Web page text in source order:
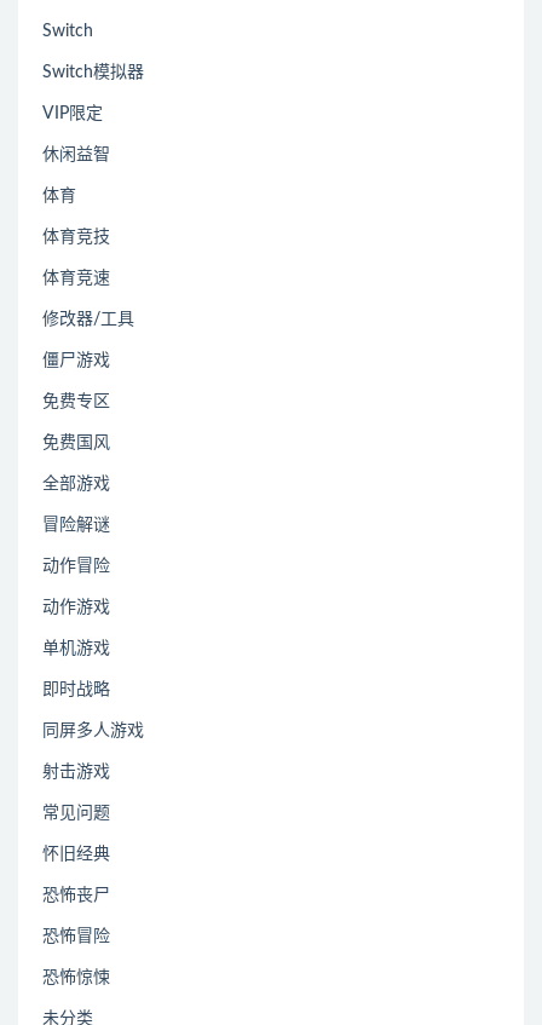
Switch
Switch模拟器
VIP限定
休闲益智
体育
体育竞技
体育竞速
修改器/工具
僵尸游戏
免费专区
免费国风
全部游戏
冒险解谜
动作冒险
动作游戏
单机游戏
即时战略
同屏多人游戏
射击游戏
常见问题
怀旧经典
恐怖丧尸
恐怖冒险
恐怖惊悚
未分类